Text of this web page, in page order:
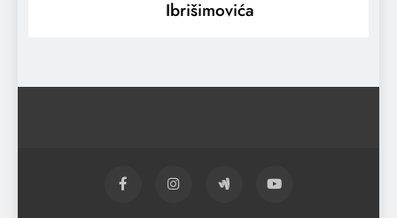
Ibrišimovića